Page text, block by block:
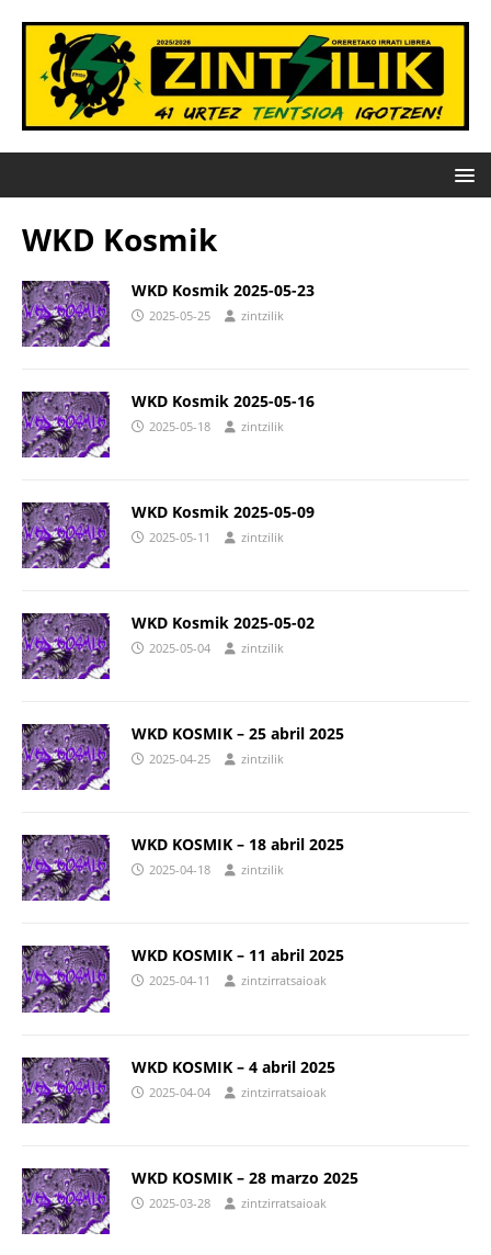
WKD Kosmik
WKD Kosmik 2025-05-23
2025-05-25 zintzilik
WKD Kosmik 2025-05-16
2025-05-18 zintzilik
WKD Kosmik 2025-05-09
2025-05-11 zintzilik
WKD Kosmik 2025-05-02
2025-05-04 zintzilik
WKD KOSMIK – 25 abril 2025
2025-04-25 zintzilik
WKD KOSMIK – 18 abril 2025
2025-04-18 zintzilik
WKD KOSMIK – 11 abril 2025
2025-04-11 zintzirratsaioak
WKD KOSMIK – 4 abril 2025
2025-04-04 zintzirratsaioak
WKD KOSMIK – 28 marzo 2025
2025-03-28 zintzirratsaioak